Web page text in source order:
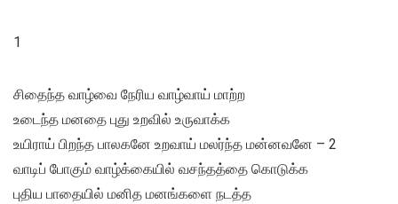
1
சிதைந்த வாழ்வை நேரிய வாழ்வாய் மாற்ற
உடைந்த மனதை புது உறவில் உருவாக்க
உயிராய் பிறந்த பாலகனே உறவாய் மலர்ந்த மன்னவனே – 2
வாடிப் போகும் வாழ்க்கையில் வசந்தத்தை கொடுக்க
புதிய பாதையில் மனித மனங்களை நடத்த